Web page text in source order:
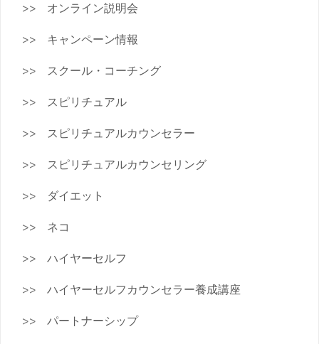
オンライン説明会
キャンペーン情報
スクール・コーチング
スピリチュアル
スピリチュアルカウンセラー
スピリチュアルカウンセリング
ダイエット
ネコ
ハイヤーセルフ
ハイヤーセルフカウンセラー養成講座
パートナーシップ